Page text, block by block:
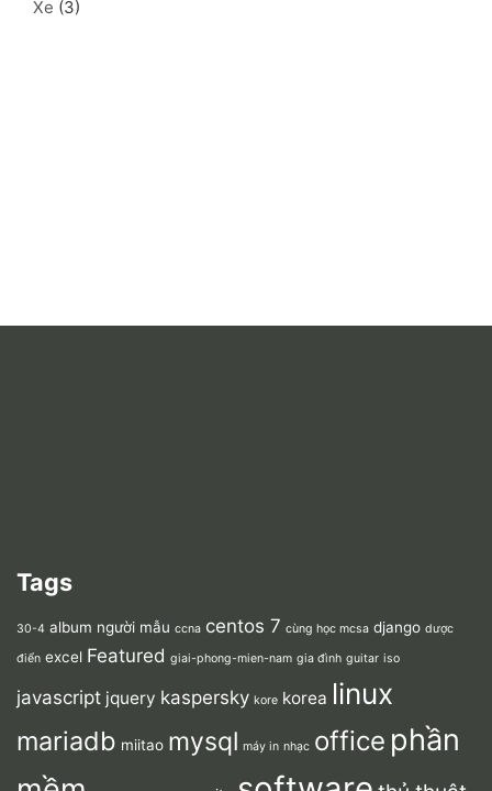
Xe (3)
Tags
30-4 album người mẫu ccna centos 7 cùng học mcsa django dược
điển excel Featured giai-phong-mien-nam gia đình guitar iso
javascript jquery kaspersky kore korea linux
mariadb miitao mysql máy in nhạc office phần